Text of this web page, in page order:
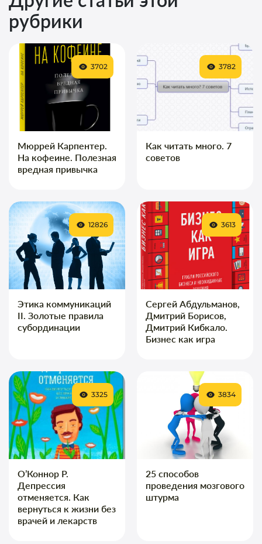
рубрики
Мюррей Карпентер.
На кофеине. Полезная
вредная привычка
3702
Как читать много. 7
советов
3782
Этика коммуникаций
II. Золотые правила
субординации
12826
Сергей Абдульманов,
Дмитрий Борисов,
Дмитрий Кибкало.
Бизнес как игра
3613
О’Коннор Р.
Депрессия
отменяется. Как
вернуться к жизни без
врачей и лекарств
3325
25 способов
проведения мозгового
штурма
3834